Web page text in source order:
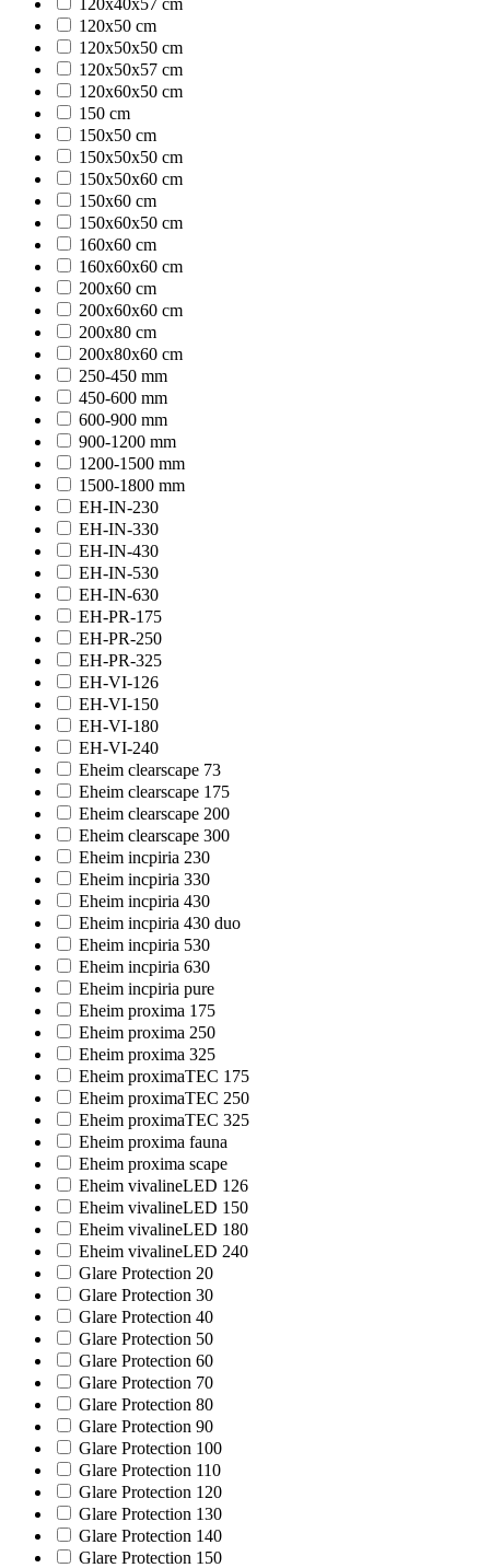
120x50 cm
120x50x50 cm
120x50x57 cm
120x60x50 cm
150 cm
150x50 cm
150x50x50 cm
150x50x60 cm
150x60 cm
150x60x50 cm
160x60 cm
160x60x60 cm
200x60 cm
200x60x60 cm
200x80 cm
200x80x60 cm
250-450 mm
450-600 mm
600-900 mm
900-1200 mm
1200-1500 mm
1500-1800 mm
EH-IN-230
EH-IN-330
EH-IN-430
EH-IN-530
EH-IN-630
EH-PR-175
EH-PR-250
EH-PR-325
EH-VI-126
EH-VI-150
EH-VI-180
EH-VI-240
Eheim clearscape 73
Eheim clearscape 175
Eheim clearscape 200
Eheim clearscape 300
Eheim incpiria 230
Eheim incpiria 330
Eheim incpiria 430
Eheim incpiria 430 duo
Eheim incpiria 530
Eheim incpiria 630
Eheim incpiria pure
Eheim proxima 175
Eheim proxima 250
Eheim proxima 325
Eheim proximaTEC 175
Eheim proximaTEC 250
Eheim proximaTEC 325
Eheim proxima fauna
Eheim proxima scape
Eheim vivalineLED 126
Eheim vivalineLED 150
Eheim vivalineLED 180
Eheim vivalineLED 240
Glare Protection 20
Glare Protection 30
Glare Protection 40
Glare Protection 50
Glare Protection 60
Glare Protection 70
Glare Protection 80
Glare Protection 90
Glare Protection 100
Glare Protection 110
Glare Protection 120
Glare Protection 130
Glare Protection 140
Glare Protection 150